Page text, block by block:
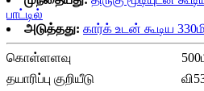
பாட்டில்
அடுத்தது: கார்க் உடன் கூடிய
கொள்ளளவு
தயாரிப்பு குறியீடு